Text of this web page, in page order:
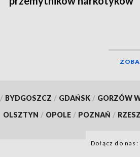
/ BYDGOSZCZ / GDAŃSK / GORZÓW
OLSZTYN / OPOLE / POZNAŃ /
Dołącz do nas: